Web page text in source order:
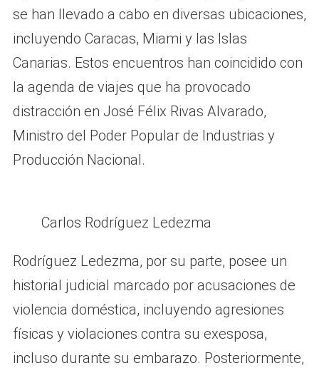
se han llevado a cabo en diversas ubicaciones,
incluyendo Caracas, Miami y las Islas
Canarias. Estos encuentros han coincidido con
la agenda de viajes que ha provocado
distracción en José Félix Rivas Alvarado,
Ministro del Poder Popular de Industrias y
Producción Nacional.
Carlos Rodríguez Ledezma
Rodríguez Ledezma, por su parte, posee un
historial judicial marcado por acusaciones de
violencia doméstica, incluyendo agresiones
físicas y violaciones contra su exesposa,
incluso durante su embarazo. Posteriormente,